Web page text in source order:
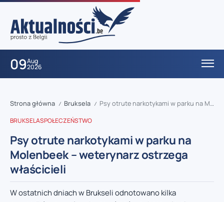
09Aug
2026
Strona główna / Bruksela / Psy otrute narkotykami w parku na Molenbeek – weterynarz ostrzega właścicieli
BRUKSELASPOŁECZEŃSTWO
Psy otrute narkotykami w parku na
Molenbeek – weterynarz ostrzega
właścicieli
W ostatnich dniach w Brukseli odnotowano kilka